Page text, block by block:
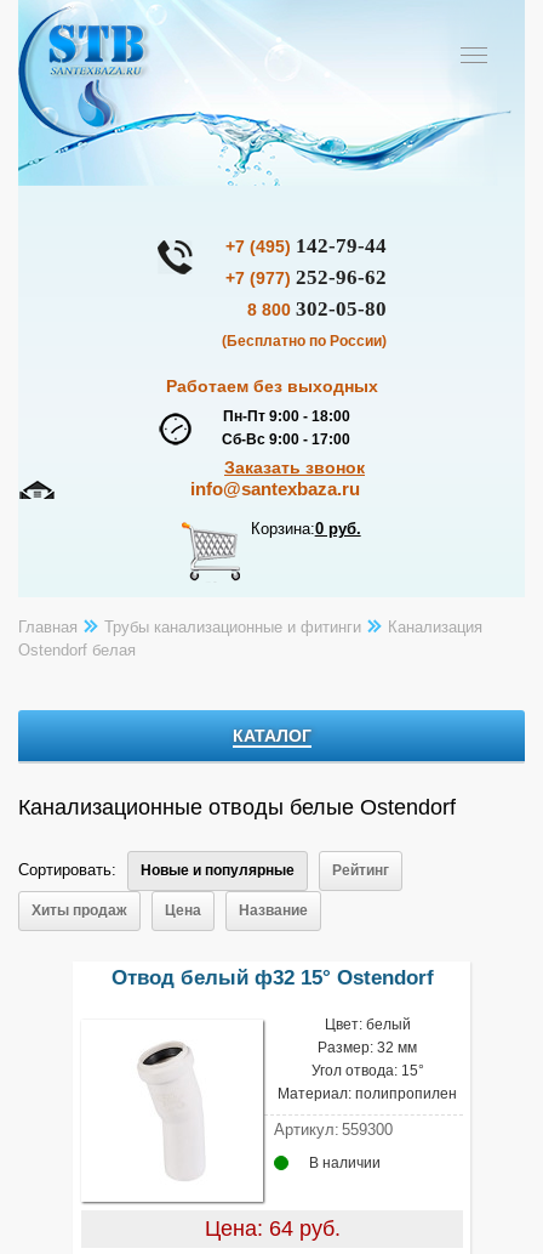
+7 (495) 142-79-44
+7 (977) 252-96-62
8 800 302-05-80
(Бесплатно по России)
Работаем без выходных
Пн-Пт 9:00 - 18:00
Сб-Вс 9:00 - 17:00
Заказать звонок
info@santexbaza.ru
Корзина:0 руб.
Главная Трубы канализационные и фитинги
Канализация
Ostendorf белая
КАТАЛОГ
Канализационные отводы белые Ostendorf
Сортировать: Новые и популярные Рейтинг
Хиты продаж Цена Название
Отвод белый ф32 15° Ostendorf
Цвет: белый
Размер: 32 мм
Угол отвода: 15°
Материал: полипропилен
Артикул: 559300
В наличии
Цена: 64 руб.